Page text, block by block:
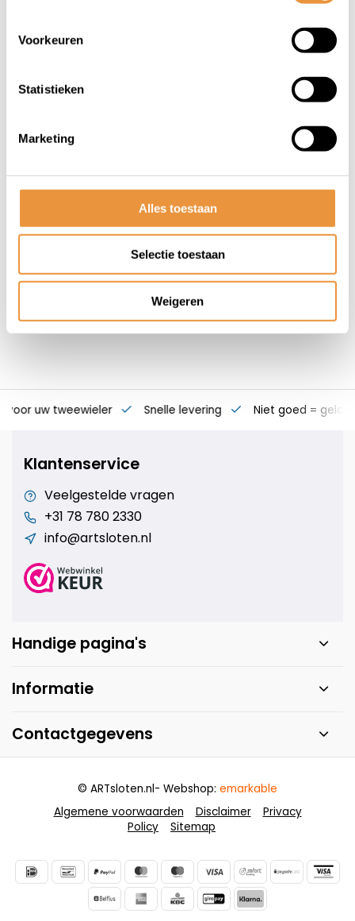
Voorkeuren
Statistieken
Marketing
Alles toestaan
Selectie toestaan
Weigeren
voor uw tweewieler Snelle levering Niet goed = geld
Klantenservice
Veelgestelde vragen
+31 78 780 2330
info@artsloten.nl
Handige pagina's
Informatie
Contactgegevens
Algemene voorwaarden Disclaimer
Privacy
Policy
Sitemap
© ARTsloten.nl- Webshop: emarkable